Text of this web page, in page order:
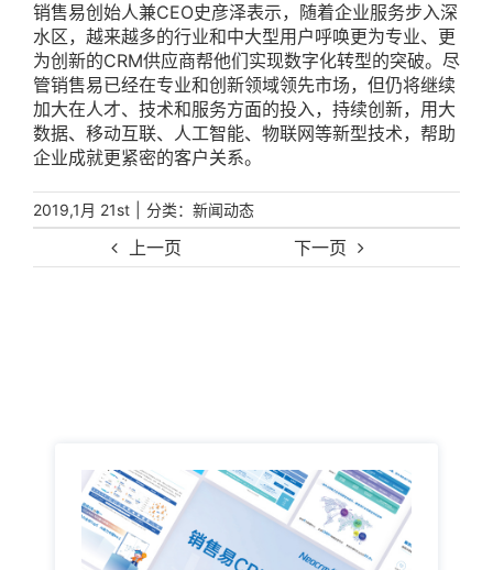
上一页 下一页
销售易创始人兼CEO史彦泽表示，随着企业服务步入深
水区，越来越多的行业和中大型用户呼唤更为专业、更
为创新的CRM供应商帮他们实现数字化转型的突破。尽
管销售易已经在专业和创新领域领先市场，但仍将继续
加大在人才、技术和服务方面的投入，持续创新，用大
数据、移动互联、人工智能、物联网等新型技术，帮助
企业成就更紧密的客户关系。
2019,1月 21st 分类： 新闻动态